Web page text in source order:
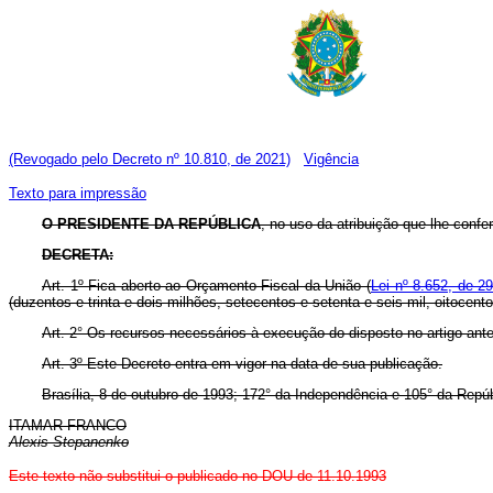
(Revogado pelo Decreto nº 10.810, de 2021) Vigência
Texto para impressão
O PRESIDENTE DA REPÚBLICA, no uso da atribuição que lhe
DECRETA:
Art. 1º Fica aberto ao Orçamento Fiscal da União (Lei nº 8.652, de
(duzentos e trinta e dois milhões, setecentos e setenta e seis mil,
Art. 2° Os recursos necessários à execução do disposto no artigo
Art. 3º Este Decreto entra em vigor na data de sua publicação.
Brasília, 8 de outubro de 1993; 172° da Independência e 105° da
ITAMAR FRANCO
Alexis Stepanenko
Este texto não substitui o publicado no DOU de 11.10.1993